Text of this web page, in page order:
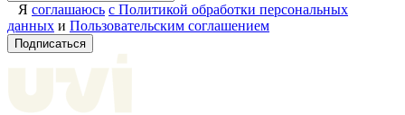
Я соглашаюсь с Политикой обработки персональных
данных и Пользовательским соглашением
Подписаться